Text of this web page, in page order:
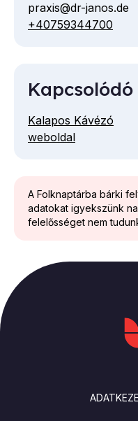
A Folknaptárba bárki
adatokat igyekszünk
felelősséget nem
E-
mail
praxis@dr-janos.de
Telefon
+40759344700
Kalapos Kávézó
weboldal